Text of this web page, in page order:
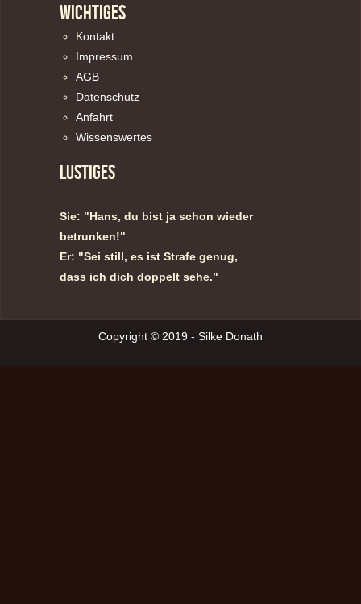
WICHTIGES
Kontakt
Impressum
AGB
Datenschutz
Anfahrt
Wissenswertes
LUSTIGES
Sie: "Hans, du bist ja schon wieder
betrunken!"
Er: "Sei still, es ist Strafe genug,
dass ich dich doppelt sehe."
Copyright © 2019 - Silke Donath